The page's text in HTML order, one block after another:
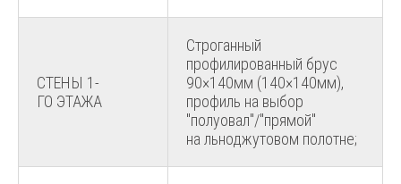
СТЕНЫ 1-
ГО ЭТАЖА
Строганный
профилированный брус
90×140мм (140×140мм),
профиль на выбор
"полуовал"/"прямой"
на льноджутовом полотне;